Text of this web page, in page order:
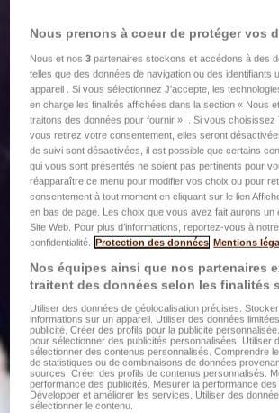
Nous prenons à coeur de protéger vos
Nous et nos3 partenaires stockons et accédons à des
telles que des données de navigation ou des identifiants
appareil . Si vous sélectionnez J'accepte, les
en charge les finalités affichées dans la section « Nous
traitons des données pour fournir ». . Si vous choisissez
vous retirez votre consentement, elles seront
de suivi sont désactivées, il est possible que certains
qui vous sont présentés ne soient pas pertinents pour
réapparaître ce menu pour modifier vos choix ou pour
consentement à tout moment en cliquant sur le lien
en bas de page. Les choix que vous avez fait aurons un
Site Web. Pour plus d’informations, reportez-vous à
confidentialité. Protection des données Mentions
Nos équipes ainsi que nos partenaires
traitent des données selon les finalités
Utiliser des données de géolocalisation précises.
informations sur un appareil. Utiliser des données
publicité. Créer des profils pour la publicité
pour sélectionner des publicités personnalisées. Utiliser
sélectionner des contenus personnalisés. Comprendre
de statistiques ou de combinaisons de données
sources. Créer des profils de contenus personnalisés.
performance des publicités. Mesurer la performance
Développer et améliorer les services. Utiliser des
sélectionner le contenu.